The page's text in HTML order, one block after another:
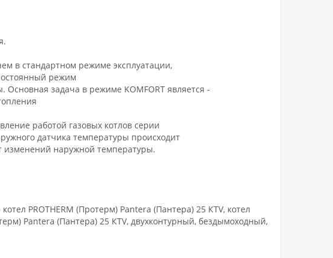
в стандартном режиме эксплуатации,
режим
задача в режиме KOMFORT является -
работой газовых котлов серии
датчика температуры происходит
изменений наружной температуры.
PROTHERM (Протерм) Pantera (Пантера) 25 КTV, котел
Pantera (Пантера) 25 КTV, двухконтурный, бездымоходный,